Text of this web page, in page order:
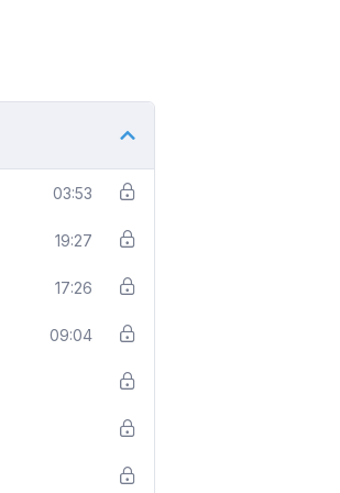
03:53
19:27
17:26
09:04